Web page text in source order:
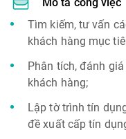
Tìm kiếm, tư vấn
khách hàng mục
Phân tích, đánh
khách hàng;
Lập tờ trình tín
đề xuất cấp tín